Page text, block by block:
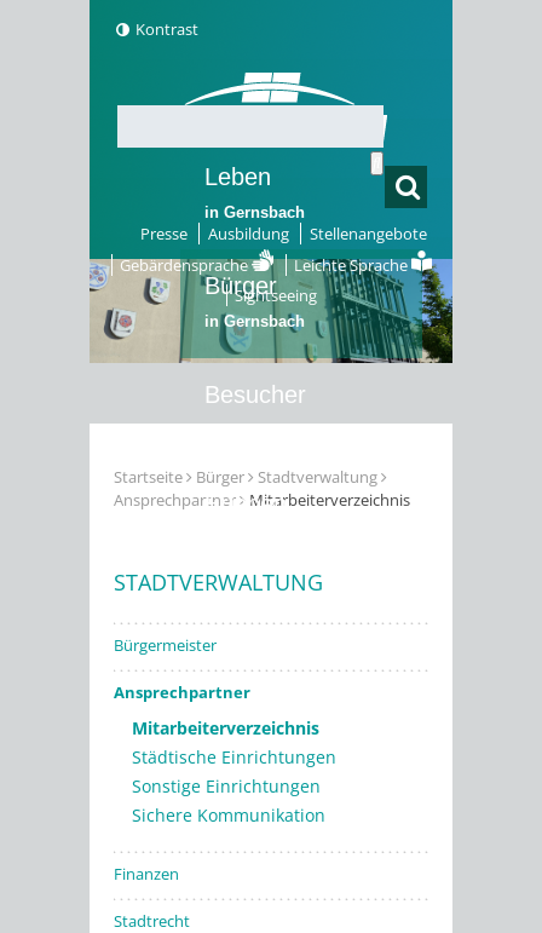
Kontrast
Presse Ausbildung
Stellenangebote
Gebärdensprache
Leichte Sprache
Sightseeing
Leben
in Gernsbach
Bürger
in Gernsbach
Besucher
Erleben
Startseite Bürger
Stadtverwaltung
Ansprechpartner
Mitarbeiterverzeichnis
STADTVERWALTUNG
Bürgermeister
Ansprechpartner
Mitarbeiterverzeichnis
Städtische Einrichtungen
Sonstige Einrichtungen
Sichere Kommunikation
Finanzen
Stadtrecht